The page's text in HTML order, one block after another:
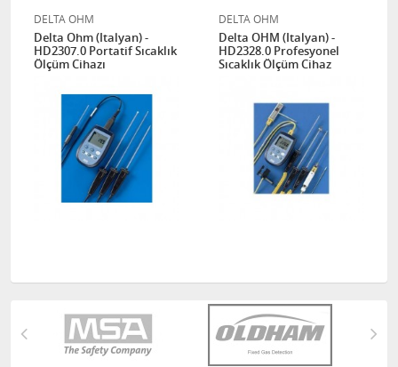
DELTA OHM
Delta Ohm (Italyan) -
HD2307.0 Portatif Sıcaklık
Ölçüm Cihazı
DELTA OHM
Delta OHM (Italyan) -
HD2328.0 Profesyonel
Sıcaklık Ölçüm Cihaz